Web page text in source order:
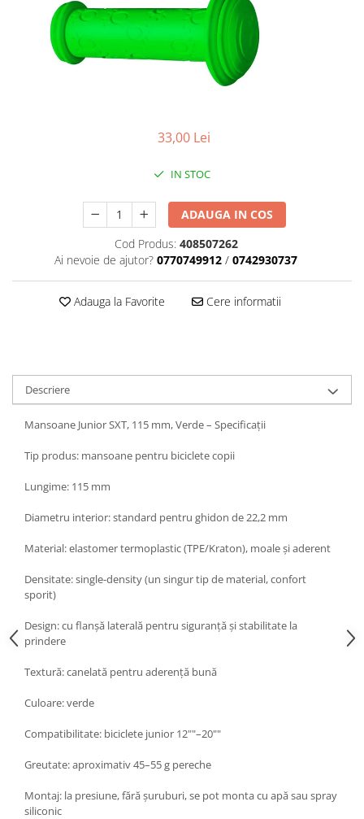
Saboti de frana
Schimbatoare viteze
33,00 Lei
IN STOC
ADAUGA IN COS
Cod Produs: 408507262
Ai nevoie de ajutor? 0770749912 / 0742930737
Adauga la Favorite Cere informatii
Descriere
Mansoane Junior SXT, 115 mm, Verde – Specificații
Tip produs: mansoane pentru biciclete copii
Lungime: 115 mm
Diametru interior: standard pentru ghidon de 22,2 mm
Material: elastomer termoplastic (TPE/Kraton), moale și aderent
Densitate: single-density (un singur tip de material, confort
sporit)
Design: cu flanșă laterală pentru siguranță și stabilitate la
prindere
Textură: canelată pentru aderență bună
Culoare: verde
Compatibilitate: biciclete junior 12""–20""
Greutate: aproximativ 45–55 g pereche
Montaj: la presiune, fără șuruburi, se pot monta cu apă sau spray
siliconic